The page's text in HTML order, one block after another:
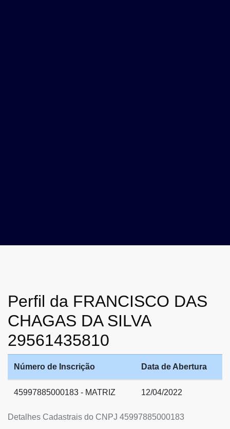
Perfil da FRANCISCO DAS
CHAGAS DA SILVA
29561435810
Detalhes Cadastrais do CNPJ 45997885000183
Número de Inscrição Data de Abertura
45997885000183 - MATRIZ 12/04/2022